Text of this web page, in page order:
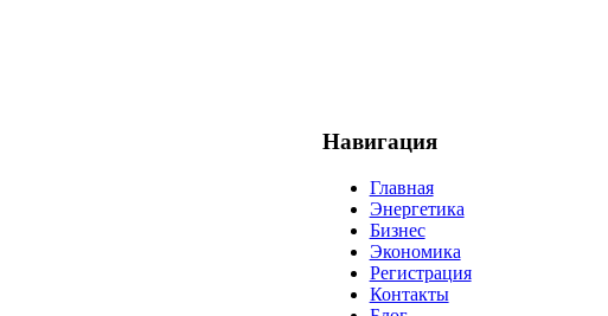
Навигация
Главная
Энергетика
Бизнес
Экономика
Регистрация
Контакты